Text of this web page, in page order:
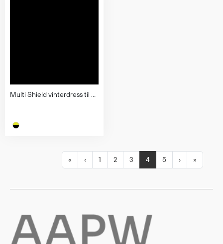
Multi Shield vinterdress til dame, klasse 3
« ‹ 1 2 3 4 5 › »